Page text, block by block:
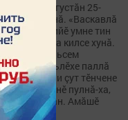
августăн 25-
тунă. «Васкавлă
подстанцийӗ умне тин
пакетра килсе хунă.
следовательсем
Хальлӗхе паллă
хӗрпӗрчи çут тӗнчене
кăна килнӗ пулнă-ха,
те касман. Амăшӗ
те калама...